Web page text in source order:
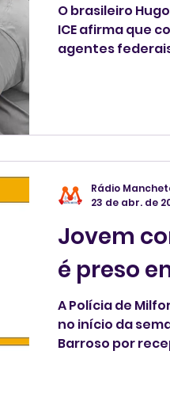
O brasileiro
ICE afirma que
agentes
Jovem
é preso
A Polícia de
no início da
Barroso por
Rádio
23 de abr. de